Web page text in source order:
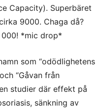
Capacity). Superbäret
9000. Chaga då?
000! *mic drop*
som “odödlighetens
“Gåvan från
studier där effekt på
sänkning av